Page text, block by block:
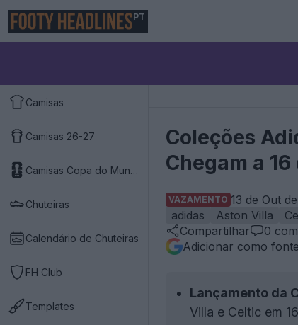
PT
Camisas
Camisas 26-27
Camisas Copa do Mundo 2026
Chuteiras
Calendário de Chuteiras
FH Club
Templates
Coleções
Chegam a
VAZAMENTO 13 de Out
adidas
Aston Villa
Compartilhar
0
Adicionar como
Lançamento da
Villa e Celtic em